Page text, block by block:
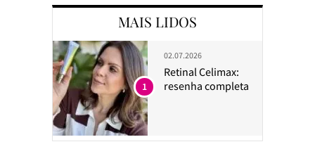
MAIS LIDOS
02.07.2026
Retinal Celimax:
resenha completa
1